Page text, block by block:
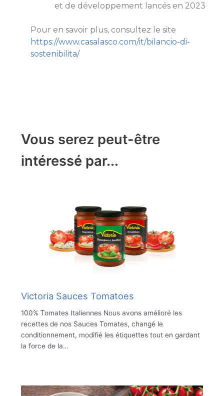
et de développement lancés en 2023
Pour en savoir plus, consultez le site
https://www.casalasco.com/it/bilancio-di-
sostenibilita/
Vous serez peut-être
intéressé par...
Victoria Sauces Tomatoes
100% Tomates Italiennes Nous avons amélioré les
recettes de nos Sauces Tomates, changé le
conditionnement, modifié les étiquettes tout en gardant
la force de la…